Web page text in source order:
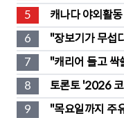
도 판매
5
캐나다 야외활
처법은?
6
"장보기가 무섭
부담'
7
"캐리어 들고
훔친 물건 재유
8
토론토 '2026
9
"목요일까지 주